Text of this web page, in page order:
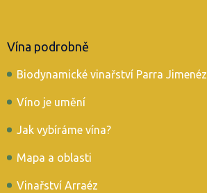
Vína podrobně
Biodynamické vinařství Parra Jimenéz
Víno je umění
Jak vybíráme vína?
Mapa a oblasti
Vinařství Arraéz